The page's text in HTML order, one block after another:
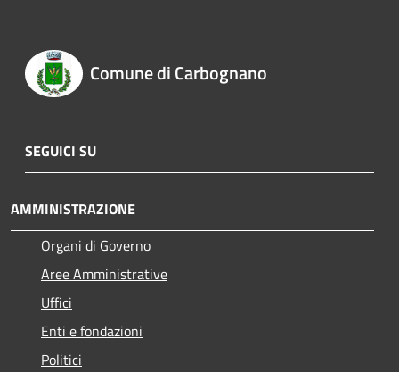
Comune di Carbognano
SEGUICI SU
AMMINISTRAZIONE
Organi di Governo
Aree Amministrative
Uffici
Enti e fondazioni
Politici